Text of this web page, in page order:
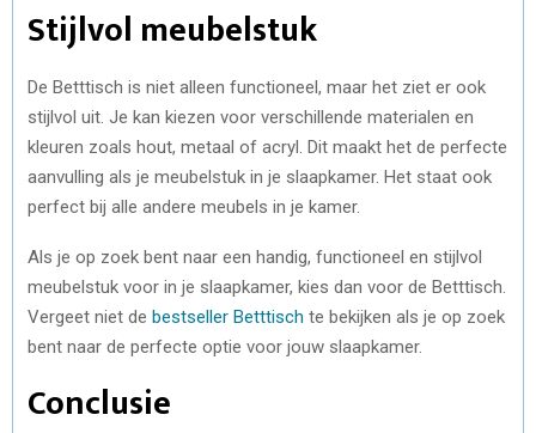
Stijlvol meubelstuk
De Betttisch is niet alleen functioneel, maar het ziet er ook
stijlvol uit. Je kan kiezen voor verschillende materialen en
kleuren zoals hout, metaal of acryl. Dit maakt het de perfecte
aanvulling als je meubelstuk in je slaapkamer. Het staat ook
perfect bij alle andere meubels in je kamer.
Als je op zoek bent naar een handig, functioneel en stijlvol
meubelstuk voor in je slaapkamer, kies dan voor de Betttisch.
Vergeet niet de bestseller Betttisch te bekijken als je op zoek
bent naar de perfecte optie voor jouw slaapkamer.
Conclusie